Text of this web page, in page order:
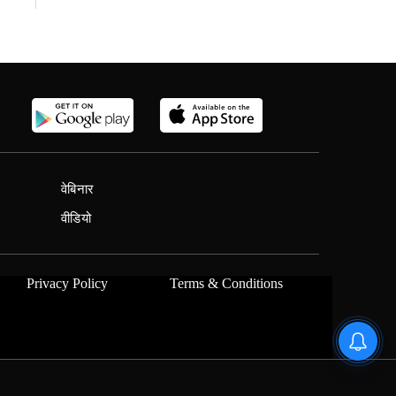
वेबिनार
वीडियो
Privacy Policy Terms & Conditions